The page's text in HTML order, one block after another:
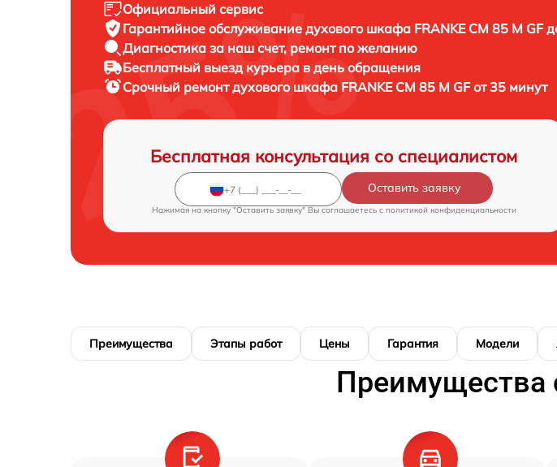
Официальный сервис
Гарантийное обслуживание духового шкафа FRANKE CM 85 M GF
Диагностика за наш счет, ремонт по желанию
Бесплатный выезд курьера в день обращения
Срочный ремонтдухового шкафа FRANKE CM 85 M GF от 35 минут
Бесплатная консультация со специалистом
Оставить заявку
Нажимая на кнопку "Оставить заявку" Вы соглашаетесь c политикой конфиденциальности
Преимущества Этапы работ Цены Гарантия Модели
Преимущества